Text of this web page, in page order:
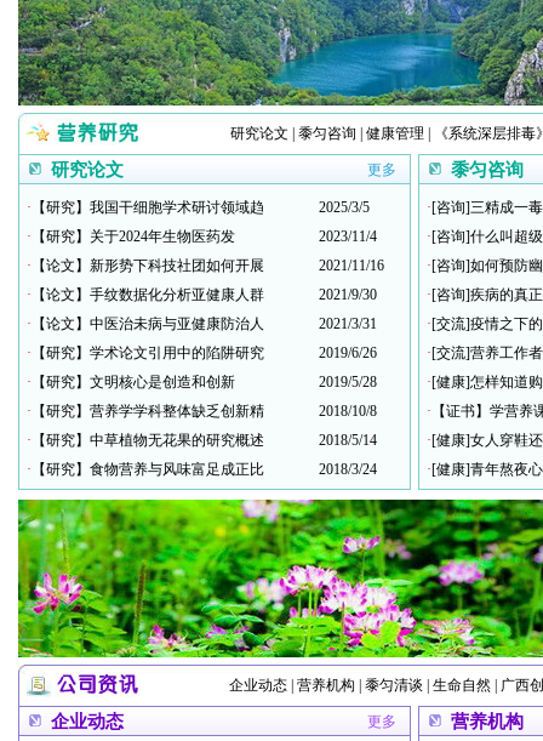
研究论文 黍匀咨询 健康管理 《系统深层排毒
研究论文 更多
· 【研究】我国干细胞学术研讨领域趋
2025/3/5
· 【研究】关于2024年生物医药发
2023/11/4
· 【论文】新形势下科技社团如何开展
2021/11/16
· 【论文】手纹数据化分析亚健康人群
2021/9/30
· 【论文】中医治未病与亚健康防治人
2021/3/31
· 【研究】学术论文引用中的陷阱研究
2019/6/26
· 【研究】文明核心是创造和创新
2019/5/28
· 【研究】营养学学科整体缺乏创新精
2018/10/8
· 【研究】中草植物无花果的研究概述
2018/5/14
· 【研究】食物营养与风味富足成正比 2018/3/24
黍匀咨询
·[咨询]三精成一
·[咨询]什么叫超
·[咨询]如何预防
·[咨询]疾病的真
·[交流]疫情之下
·[交流]营养工作
·[健康]怎样知道
· 【证书】学营养
·[健康]女人穿鞋
·[健康]青年熬夜
企业动态 营养机构 黍匀清谈 生命自然 广西
企业动态 更多 营养机构